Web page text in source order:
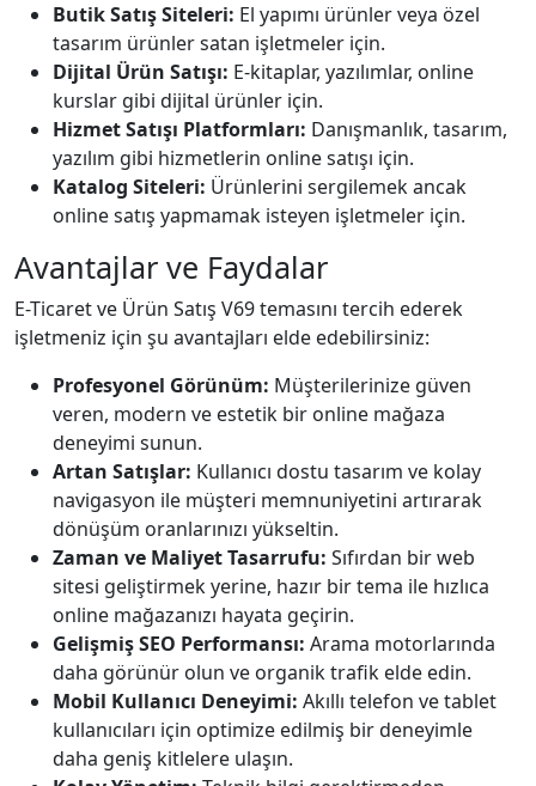
Butik Satış Siteleri: El yapımı ürünler veya özel
tasarım ürünler satan işletmeler için.
Dijital Ürün Satışı: E-kitaplar, yazılımlar, online
kurslar gibi dijital ürünler için.
Hizmet Satışı Platformları: Danışmanlık, tasarım,
yazılım gibi hizmetlerin online satışı için.
Katalog Siteleri: Ürünlerini sergilemek ancak
online satış yapmamak isteyen işletmeler için.
Avantajlar ve Faydalar
E-Ticaret ve Ürün Satış V69 temasını tercih ederek
işletmeniz için şu avantajları elde edebilirsiniz:
Profesyonel Görünüm: Müşterilerinize güven
veren, modern ve estetik bir online mağaza
deneyimi sunun.
Artan Satışlar: Kullanıcı dostu tasarım ve kolay
navigasyon ile müşteri memnuniyetini artırarak
dönüşüm oranlarınızı yükseltin.
Zaman ve Maliyet Tasarrufu: Sıfırdan bir web
sitesi geliştirmek yerine, hazır bir tema ile hızlıca
online mağazanızı hayata geçirin.
Gelişmiş SEO Performansı: Arama motorlarında
daha görünür olun ve organik trafik elde edin.
Mobil Kullanıcı Deneyimi: Akıllı telefon ve tablet
kullanıcıları için optimize edilmiş bir deneyimle
daha geniş kitlelere ulaşın.